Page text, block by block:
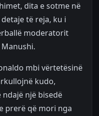
dita e sotme në
detaje të reja, ku i
moderatorit
mbi vërtetësinë
kudo,
një bisedë
prerë që mori nga